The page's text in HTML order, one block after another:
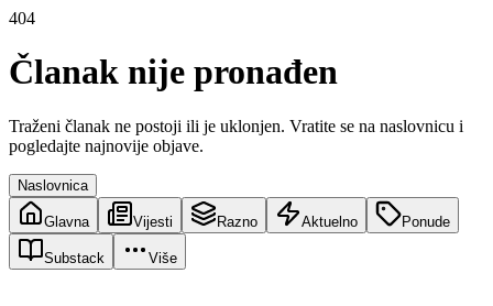
404
Članak nije pronađen
Traženi članak ne postoji ili je uklonjen. Vratite se na naslovnicu i
pogledajte najnovije objave.
Naslovnica
Glavna Vijesti Razno Aktuelno Ponude
Substack Više